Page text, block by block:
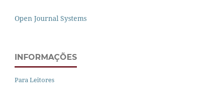
Open Journal Systems
INFORMAÇÕES
Para Leitores